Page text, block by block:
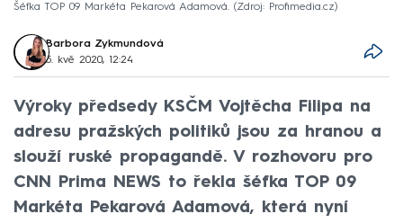
Šéfka TOP 09 Markéta Pekarová Adamová. Zdroj: Profimedia.cz
Barbora Zykmundová
5. kvě 2020, 12:24
Výroky předsedy KSČM Vojtěcha Filipa na
adresu pražských politiků jsou za hranou a
slouží ruské propagandě. V rozhovoru pro
CNN Prima NEWS to řekla šéfka TOP 09
Markéta Pekarová Adamová, která nyní